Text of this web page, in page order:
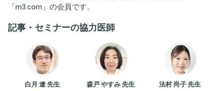
「m3.com 」の会員です。
記事・セミナーの協力医師
白月 遼 先生 森戸 やすみ 先生 法村 尚子 先生